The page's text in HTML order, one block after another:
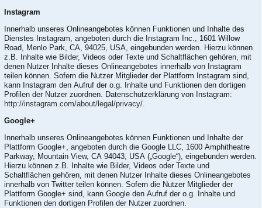
Instagram
Innerhalb unseres Onlineangebotes können Funktionen und Inhalte des
Dienstes Instagram, angeboten durch die Instagram Inc., 1601 Willow
Road, Menlo Park, CA, 94025, USA, eingebunden werden. Hierzu können
z.B. Inhalte wie Bilder, Videos oder Texte und Schaltflächen gehören, mit
denen Nutzer Inhalte dieses Onlineangebotes innerhalb von Instagram
teilen können. Sofern die Nutzer Mitglieder der Plattform Instagram sind,
kann Instagram den Aufruf der o.g. Inhalte und Funktionen den dortigen
Profilen der Nutzer zuordnen. Datenschutzerklärung von Instagram:
http://instagram.com/about/legal/privacy/
Google+
Innerhalb unseres Onlineangebotes können Funktionen und Inhalte der
Plattform Google+, angeboten durch die Google LLC, 1600 Amphitheatre
Parkway, Mountain View, CA 94043, USA („Google“), eingebunden werden.
Hierzu können z.B. Inhalte wie Bilder, Videos oder Texte und
Schaltflächen gehören, mit denen Nutzer Inhalte dieses Onlineangebotes
innerhalb von Twitter teilen können. Sofern die Nutzer Mitglieder der
Plattform Google+ sind, kann Google den Aufruf der o.g. Inhalte und
Funktionen den dortigen Profilen der Nutzer zuordnen.